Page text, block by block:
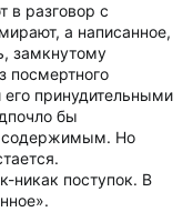
в разговор с
а написанное,
замкнутому
посмертного
принудительными
бы
содержимым. Но
никак поступок. В